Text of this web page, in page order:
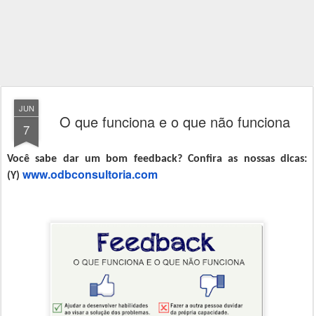
JUN
7 O que funciona e o que não funciona
Você sabe dar um bom feedback? Confira as nossas dicas:
(Y) www.odbconsultoria.com